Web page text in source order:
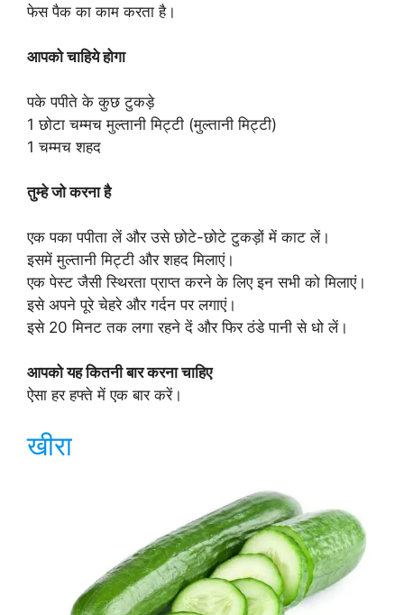
फेस पैक का काम करता है।
आपको चाहिये होगा
पके पपीते के कुछ टुकड़े
1 छोटा चम्मच मुल्तानी मिट्टी (मुल्तानी मिट्टी)
1 चम्मच शहद
तुम्हे जो करना है
एक पका पपीता लें और उसे छोटे-छोटे टुकड़ों में काट लें।
इसमें मुल्तानी मिट्टी और शहद मिलाएं।
एक पेस्ट जैसी स्थिरता प्राप्त करने के लिए इन सभी को मिलाएं।
इसे अपने पूरे चेहरे और गर्दन पर लगाएं।
इसे 20 मिनट तक लगा रहने दें और फिर ठंडे पानी से धो लें।
आपको यह कितनी बार करना चाहिए
ऐसा हर हफ्ते में एक बार करें।
खीरा